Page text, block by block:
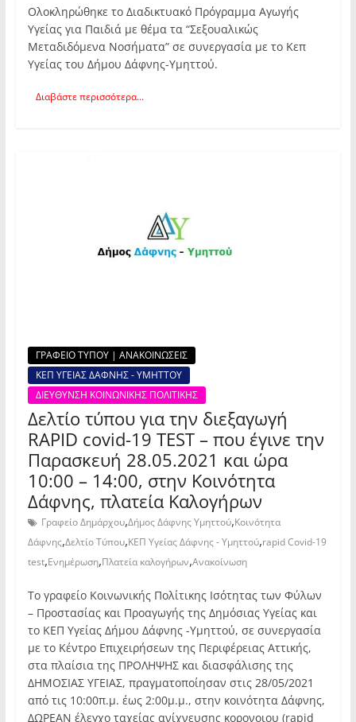
Ολοκληρώθηκε το Διαδικτυακό Πρόγραμμα Αγωγής
Υγείας για Παιδιά με θέμα τα “Σεξουαλικώς
Μεταδιδόμενα Νοσήματα” σε συνεργασία με το Κεπ
Υγείας του Δήμου Δάφνης-Υμηττού.
Διαβάστε περισσότερα...
ΓΡΑΦΕΙΟ ΤΥΠΟΥ | ΑΝΑΚΟΙΝΩΣΕΙΣ
ΚΕΠ ΥΓΕΙΑΣ ΔΑΦΝΗΣ - ΥΜΗΤΤΟΥ
ΔΙΕΥΘΥΝΣΗ ΚΟΙΝΩΝΙΚΗΣ ΠΟΛΙΤΙΚΗΣ
Δελτίο τύπου για την διεξαγωγή
RAPID covid-19 TEST – που έγινε την
Παρασκευή 28.05.2021 και ώρα
10:00 – 14:00, στην Kοινότητα
Δάφνης, πλατεία Καλογήρων
Γραφείο Δημάρχου,Δήμος Δάφνης Υμηττού,Κοινότητα
Δάφνης,Δελτίο Τύπου,ΚΕΠ Υγείας Δάφνης - Υμηττού,rapid Covid-19
test,Ενημέρωση,Πλατεία καλογήρων,Ανακοίνωση
Το γραφείο Κοινωνικής Πολίτικης Ισότητας των Φύλων
– Προστασίας και Προαγωγής της Δημόσιας Υγείας και
το ΚΕΠ Υγείας Δήμου Δάφνης -Υμηττού, σε συνεργασία
με το Κέντρο Επιχειρήσεων της Περιφέρειας Αττικής,
στα πλαίσια της ΠΡΟΛΗΨΗΣ και διασφάλισης της
ΔΗΜΟΣΙΑΣ ΥΓΕΙΑΣ, πραγματοποίησαν στις 28/05/2021
από τις 10:00π.μ. έως 2:00μ.μ., στην κοινότητα Δάφνης,
ΔΩΡΕΑΝ έλεγχο ταχείας ανίχνευσης κορονοιου (rapid